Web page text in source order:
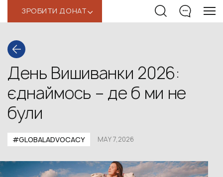
ЗРОБИТИ ДОНАТ‹
День Вишиванки 2026:
єднаймось – де б ми не
були
#GLOBALADVOCACY MAY 7,2026